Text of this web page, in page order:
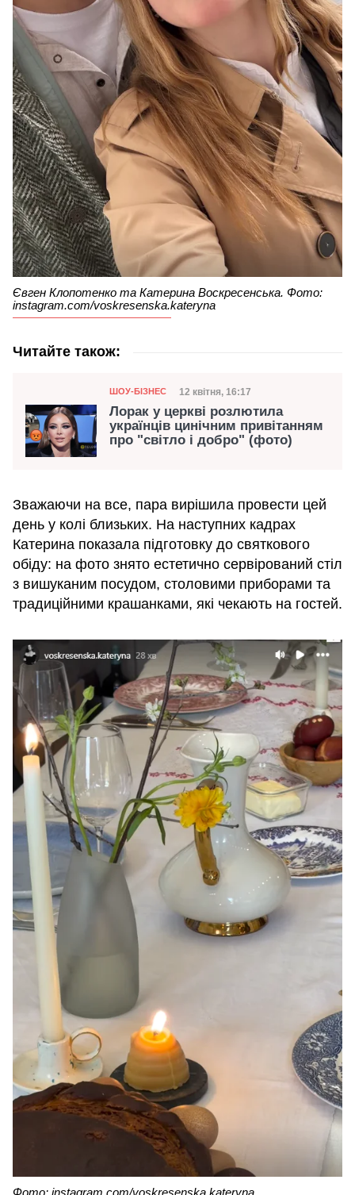
Євген Клопотенко та Катерина Воскресенська. Фото:
instagram.com/voskresenska.kateryna
Читайте також:
Категорія
ШОУ-БІЗНЕС Дата публікації
12 квітня, 16:17
Лорак у церкві розлютила
українців цинічним привітанням
про "світло і добро" (фото)
Зважаючи на все, пара вирішила провести цей
день у колі близьких. На наступних кадрах
Катерина показала підготовку до святкового
обіду: на фото знято естетично сервірований стіл
з вишуканим посудом, столовими приборами та
традиційними крашанками, які чекають на гостей.
Фото: instagram.com/voskresenska.kateryna